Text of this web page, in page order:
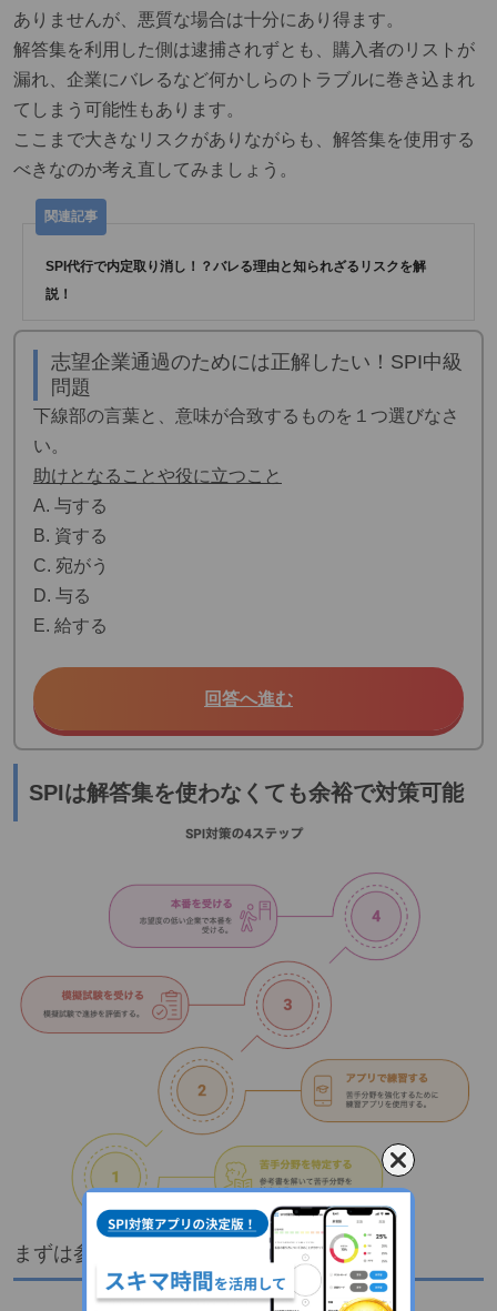
ありませんが、悪質な場合は十分にあり得ます。
解答集を利用した側は逮捕されずとも、購入者のリストが
漏れ、企業にバレるなど何かしらのトラブルに巻き込まれ
てしまう可能性もあります。
ここまで大きなリスクがありながらも、解答集を使用する
べきなのか考え直してみましょう。
SPI代行で内定取り消し！？バレる理由と知られざるリスクを解
説！
志望企業通過のためには正解したい！SPI中級
問題
下線部の言葉と、意味が合致するものを１つ選びなさ
い。
助けとなることや役に立つこと
A. 与する
B. 資する
C. 宛がう
D. 与る
E. 給する
回答へ進む
SPIは解答集を使わなくても余裕で対策可能
まずは参考書を解く